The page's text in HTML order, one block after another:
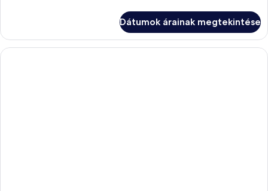
House)
House)
további
részletei
Dátumok árainak megtekintése